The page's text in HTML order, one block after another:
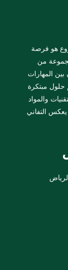
هو فرصة
من
المهارات
حلول مبتكرة
والمواد
التفاني